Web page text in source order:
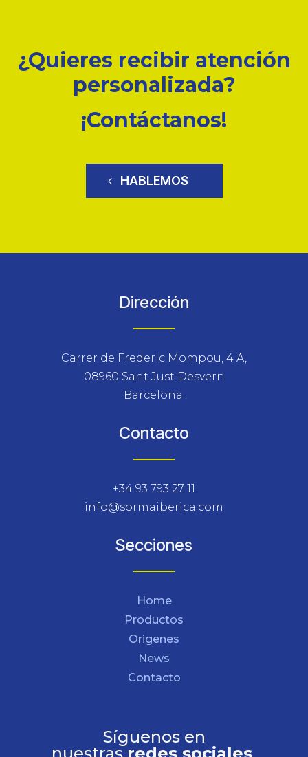
¿Quieres recibir atención
personalizada?
¡Contáctanos!
HABLEMOS
Dirección
Carrer de Frederic Mompou, 4 A,
08960 Sant Just Desvern
Barcelona.
Contacto
+34 93 793 27 11
info@sormaiberica.com
Secciones
Home
Productos
Origenes
News
Contacto
Síguenos en